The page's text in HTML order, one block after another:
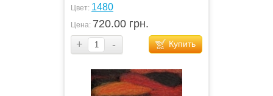
Цвет: 1480
Цена: 720.00 грн.
+
- Купить